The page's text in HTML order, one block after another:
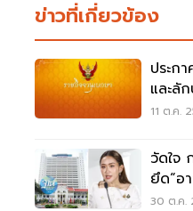
ข่าวที่เกี่ยวข้อง
ประก
และลั
ชการตํ
11 ต.ค.
วัดใจ
ยึด“อ
30 ต.ค.